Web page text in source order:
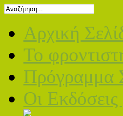
Αρχική
Το
Πρόγραμμα
Οι Εκδόσεις